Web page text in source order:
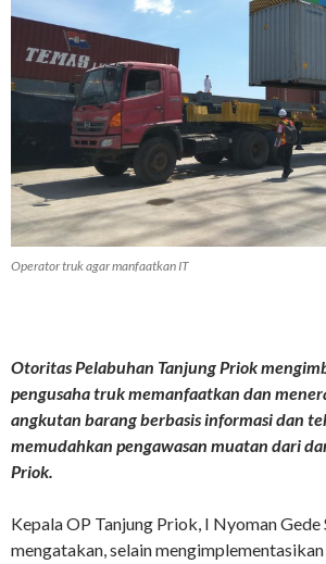
Operator truk agar manfaatkan IT
Otoritas Pelabuhan Tanjung Priok
pengusaha truk memanfaatkan dan
angkutan barang berbasis informasi dan
memudahkan pengawasan muatan dari
Priok.
Kepala OP Tanjung Priok, I Nyoman Gede
mengatakan, selain